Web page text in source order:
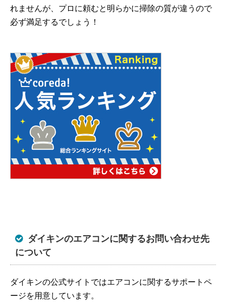
れませんが、プロに頼むと明らかに掃除の質が違うので
必ず満足するでしょう！
ダイキンのエアコンに関するお問い合わせ先
について
ダイキンの公式サイトではエアコンに関するサポートペ
ージを用意しています。